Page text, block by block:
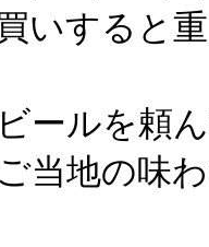
いすると
ールを頼
当地の味